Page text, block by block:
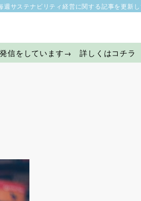
サステナビリティ経営に関する記事を更新し
信をしています→ 詳しくはコチラ